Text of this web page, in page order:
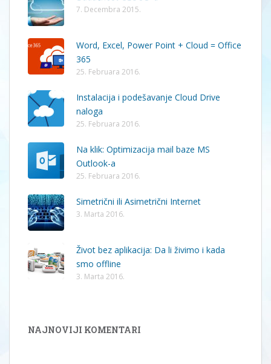
7. Decembra 2015.
Word, Excel, Power Point + Cloud = Office
365
25. Februara 2016.
Instalacija i podešavanje Cloud Drive
naloga
25. Februara 2016.
Na klik: Optimizacija mail baze MS
Outlook-a
25. Februara 2016.
Simetrični ili Asimetrični Internet
3. Marta 2016.
Život bez aplikacija: Da li živimo i kada
smo offline
3. Marta 2016.
NAJNOVIJI KOMENTARI